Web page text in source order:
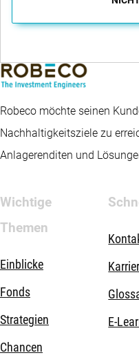
Robeco möchte seinen
Nachhaltigkeitsziele zu
Anlagerenditen und
Wichtige
Themen
Einblicke
Fonds
Strategien
Chancen
E-